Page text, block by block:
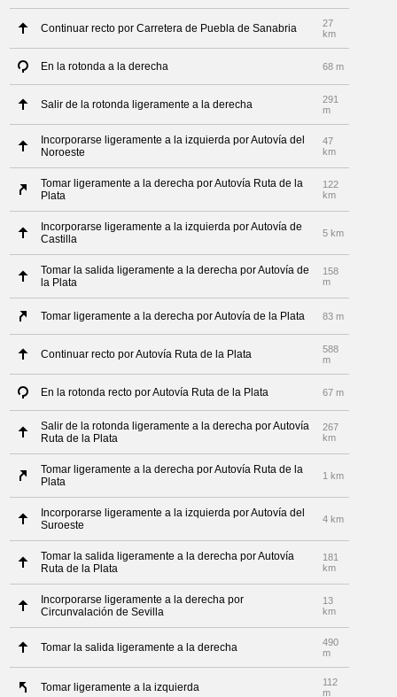
Continuar recto por Carretera de Puebla de Sanabria
27
km
En la rotonda a la derecha 68 m
Salir de la rotonda ligeramente a la derecha
291
m
Incorporarse ligeramente a la izquierda por Autovía del
Noroeste
47
km
Tomar ligeramente a la derecha por Autovía Ruta de la
Plata
122
km
Incorporarse ligeramente a la izquierda por Autovía de
Castilla
5 km
Tomar la salida ligeramente a la derecha por Autovía de
la Plata
158
m
Tomar ligeramente a la derecha por Autovía de la Plata 83 m
Continuar recto por Autovía Ruta de la Plata
588
m
En la rotonda recto por Autovía Ruta de la Plata 67 m
Salir de la rotonda ligeramente a la derecha por Autovía
Ruta de la Plata
267
km
Tomar ligeramente a la derecha por Autovía Ruta de la
Plata
1 km
Incorporarse ligeramente a la izquierda por Autovía del
Suroeste
4 km
Tomar la salida ligeramente a la derecha por Autovía
Ruta de la Plata
181
km
Incorporarse ligeramente a la derecha por
Circunvalación de Sevilla
13
km
Tomar la salida ligeramente a la derecha
490
m
Tomar ligeramente a la izquierda
112
m